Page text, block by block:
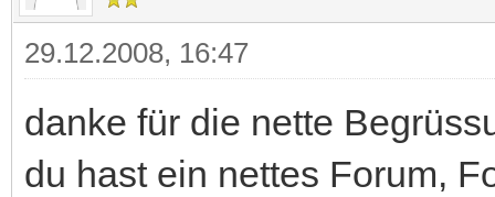
29.12.2008, 16:47
danke für die nette
du hast ein nettes Forum,